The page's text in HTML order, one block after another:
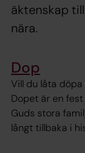
äktenskap
nära.
Dop
Vill du låta
Dopet är en
Guds stora
långt tillbaka i